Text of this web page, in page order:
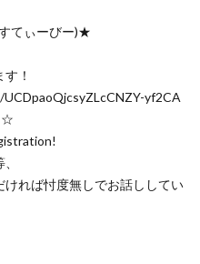
てぃーびー)★
！
yf2CA
☆
れば忖度無しでお話ししてい